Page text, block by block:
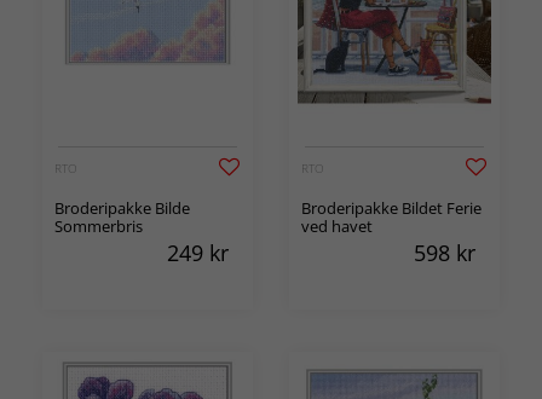
RTO
Broderipakke Bilde
Sommerbris
249 kr
RTO
Broderipakke Bildet Ferie
ved havet
598 kr